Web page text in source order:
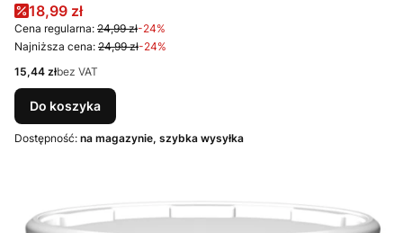
Cena promocyjna
18,99 zł
Cena regularna: 24,99 zł-24%
Najniższa cena: 24,99 zł-24%
Cena
15,44 złbez VAT
Do koszyka
Dostępność: na magazynie, szybka wysyłka